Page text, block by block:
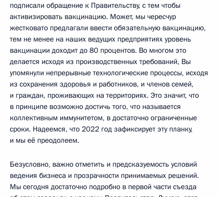
подписали обращение к Правительству, с тем чтобы
активизировать вакцинацию. Может, мы чересчур
жестковато предлагали ввести обязательную вакцинацию,
тем не менее на наших ведущих предприятиях уровень
вакцинации доходит до 80 процентов. Во многом это
делается исходя из производственных требований, Вы
упомянули непрерывные технологические процессы, исходя
из сохранения здоровья и работников, и членов семей,
и граждан, проживающих на территориях. Это значит, что
в принципе возможно достичь того, что называется
коллективным иммунитетом, в достаточно ограниченные
сроки. Надеемся, что 2022 год зафиксирует эту планку,
и мы её преодолеем.
Безусловно, важно отметить и предсказуемость условий
ведения бизнеса и прозрачности принимаемых решений.
Мы сегодня достаточно подробно в первой части съезда